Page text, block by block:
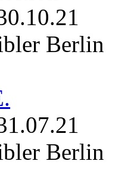
Berlin
Berlin